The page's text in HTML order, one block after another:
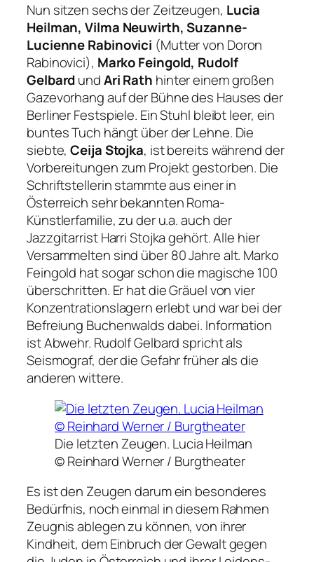
Nun sitzen sechs der Zeitzeugen, Lucia
Heilman, Vilma Neuwirth, Suzanne-
Lucienne Rabinovici (Mutter von Doron
Rabinovici), Marko Feingold, Rudolf
GelbardundAri Rath hinter einem großen
Gazevorhang auf der Bühne des Hauses der
Berliner Festspiele. Ein Stuhl bleibt leer, ein
buntes Tuch hängt über der Lehne. Die
siebte,Ceija Stojka, ist bereits während der
Vorbereitungen zum Projekt gestorben. Die
Schriftstellerin stammte aus einer in
Österreich sehr bekannten Roma-
Künstlerfamilie, zu der u.a. auch der
Jazzgitarrist Harri Stojka gehört. Alle hier
Versammelten sind über 80 Jahre alt. Marko
Feingold hat sogar schon die magische 100
überschritten. Er hat die Gräuel von vier
Konzentrationslagern erlebt und war bei der
Befreiung Buchenwalds dabei. Information
ist Abwehr. Rudolf Gelbard spricht als
Seismograf, der die Gefahr früher als die
anderen wittere.
Die letzten Zeugen. Lucia Heilman
© Reinhard Werner / Burgtheater
Es ist den Zeugen darum ein besonderes
Bedürfnis, noch einmal in diesem Rahmen
Zeugnis ablegen zu können, von ihrer
Kindheit, dem Einbruch der Gewalt gegen